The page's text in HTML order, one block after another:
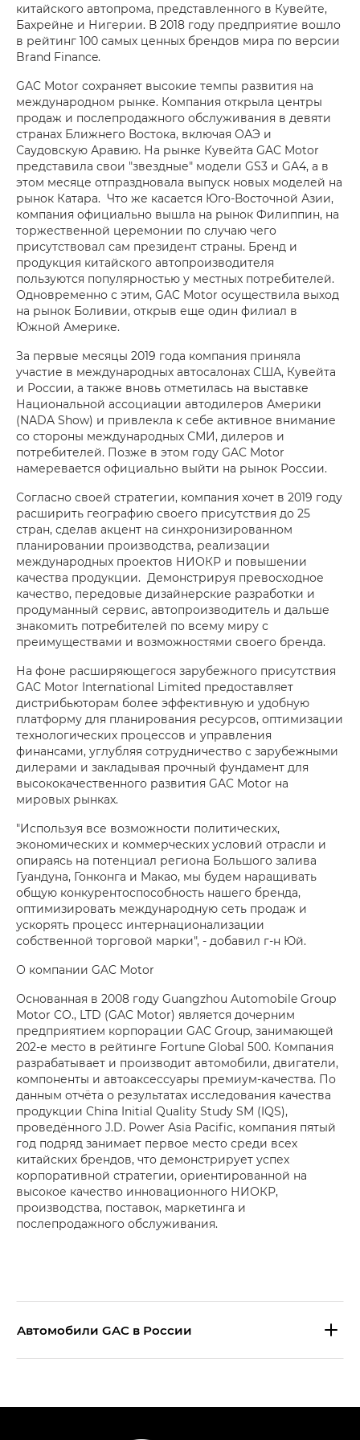
китайского автопрома, представленного в Кувейте,
Бахрейне и Нигерии. В 2018 году предприятие вошло
в рейтинг 100 самых ценных брендов мира по версии
Brand Finance.
GAC Motor сохраняет высокие темпы развития на
международном рынке. Компания открыла центры
продаж и послепродажного обслуживания в девяти
странах Ближнего Востока, включая ОАЭ и
Саудовскую Аравию. На рынке Кувейта GAC Motor
представила свои "звездные" модели GS3 и GA4, а в
этом месяце отпраздновала выпуск новых моделей на
рынок Катара. Что же касается Юго-Восточной Азии,
компания официально вышла на рынок Филиппин, на
торжественной церемонии по случаю чего
присутствовал сам президент страны. Бренд и
продукция китайского автопроизводителя
пользуются популярностью у местных потребителей.
Одновременно с этим, GAC Motor осуществила выход
на рынок Боливии, открыв еще один филиал в
Южной Америке.
За первые месяцы 2019 года компания приняла
участие в международных автосалонах США, Кувейта
и России, а также вновь отметилась на выставке
Национальной ассоциации автодилеров Америки
(NADA Show) и привлекла к себе активное внимание
со стороны международных СМИ, дилеров и
потребителей. Позже в этом году GAC Motor
намеревается официально выйти на рынок России.
Согласно своей стратегии, компания хочет в 2019 году
расширить географию своего присутствия до 25
стран, сделав акцент на синхронизированном
планировании производства, реализации
международных проектов НИОКР и повышении
качества продукции. Демонстрируя превосходное
качество, передовые дизайнерские разработки и
продуманный сервис, автопроизводитель и дальше
знакомить потребителей по всему миру с
преимуществами и возможностями своего бренда.
На фоне расширяющегося зарубежного присутствия
GAC Motor International Limited предоставляет
дистрибьюторам более эффективную и удобную
платформу для планирования ресурсов, оптимизации
технологических процессов и управления
финансами, углубляя сотрудничество с зарубежными
дилерами и закладывая прочный фундамент для
высококачественного развития GAC Motor на
мировых рынках.
"Используя все возможности политических,
экономических и коммерческих условий отрасли и
опираясь на потенциал региона Большого залива
Гуандуна, Гонконга и Макао, мы будем наращивать
общую конкурентоспособность нашего бренда,
оптимизировать международную сеть продаж и
ускорять процесс интернационализации
собственной торговой марки", - добавил г-н Юй.
О компании GAC Motor
Основанная в 2008 году Guangzhou Automobile Group
Motor CO., LTD (GAC Motor) является дочерним
предприятием корпорации GAC Group, занимающей
202-е место в рейтинге Fortune Global 500. Компания
разрабатывает и производит автомобили, двигатели,
компоненты и автоаксессуары премиум-качества. По
данным отчёта о результатах исследования качества
продукции China Initial Quality Study SM (IQS),
проведённого J.D. Power Asia Pacific, компания пятый
год подряд занимает первое место среди всех
китайских брендов, что демонстрирует успех
корпоративной стратегии, ориентированной на
высокое качество инновационного НИОКР,
производства, поставок, маркетинга и
послепродажного обслуживания.
Aвтомобили GAC в России
Эс Икс ПРЕМИУМ — SX PREMIUM